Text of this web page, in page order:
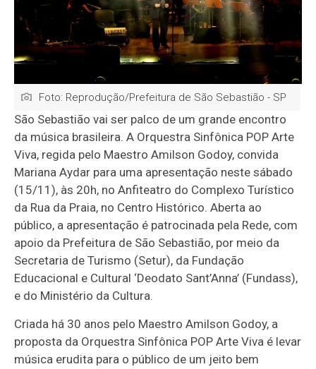
Foto: Reprodução/Prefeitura de São Sebastião - SP
São Sebastião vai ser palco de um grande encontro
da música brasileira. A Orquestra Sinfônica POP Arte
Viva, regida pelo Maestro Amilson Godoy, convida
Mariana Aydar para uma apresentação neste sábado
(15/11), às 20h, no Anfiteatro do Complexo Turístico
da Rua da Praia, no Centro Histórico. Aberta ao
público, a apresentação é patrocinada pela Rede, com
apoio da Prefeitura de São Sebastião, por meio da
Secretaria de Turismo (Setur), da Fundação
Educacional e Cultural ‘Deodato Sant’Anna’ (Fundass),
e do Ministério da Cultura.
Criada há 30 anos pelo Maestro Amilson Godoy, a
proposta da Orquestra Sinfônica POP Arte Viva é levar
música erudita para o público de um jeito bem